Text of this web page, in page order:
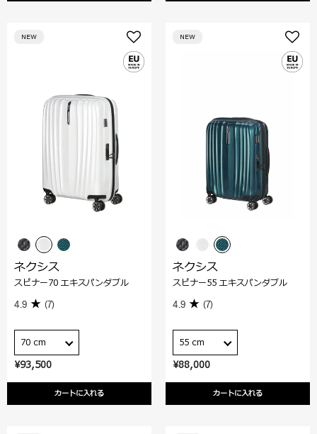
¥93,500
カートに入れる
NEW
ネクシス
スピナー70 エキスパンダブル
4.9 (7)
70 cm
¥88,000
カートに入れる
NEW
ネクシス
スピナー55 エキスパンダブル
4.9 (7)
55 cm